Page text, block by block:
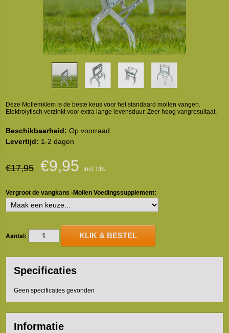
Deze Mollemklem is de beste keus voor het standaard mollen vangen.
Elektrolytisch verzinkt voor extra lange levensduur. Zeer hoog vangresultaat.
Beschikbaarheid: Op voorraad
Levertijd: 1-2 dagen
€17,95 €9,95 Incl. btw
Vergroot de vangkans -Mollen Voedingssupplement:
Aantal: KLIK & BESTEL
Informatie
Specificaties
Geen specificaties gevonden